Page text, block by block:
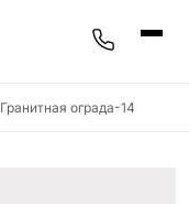
Гранитная ограда-14